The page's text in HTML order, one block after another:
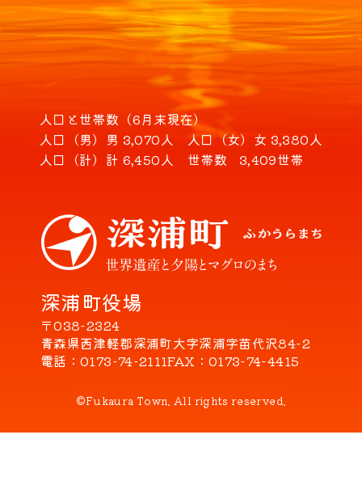
深浦町役場
〒038-2324
青森県西津軽郡深浦町大字深浦字苗代沢84-2
電話
0173-74-2111FAX 0173-74-4415
人口と世帯数（6月末現在）
人口（男） 男 3,070人 人口（女） 女 3,380人
人口（計） 計 6,450人 世帯数 3,409世帯
©Fukaura Town. All rights reserved.